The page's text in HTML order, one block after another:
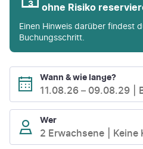
ohne Risiko
Einen Hinweis darüber findest
Buchungsschritt.
Wann & wie lange?
11.08.26 – 09.08.29
Wer
2 Erwachsene Keine